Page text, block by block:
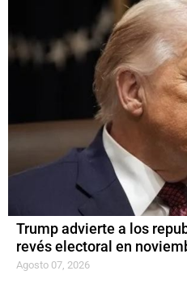
Trump advierte a los
revés electoral en
Agosto 07, 2026